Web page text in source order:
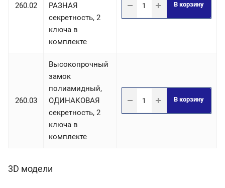
260.02
РАЗНАЯ
секретность, 2
ключа в
комплекте
В корзину
260.03
Высокопрочный
замок
полиамидный,
ОДИНАКОВАЯ
секретность, 2
ключа в
комплекте
В корзину
3D модели